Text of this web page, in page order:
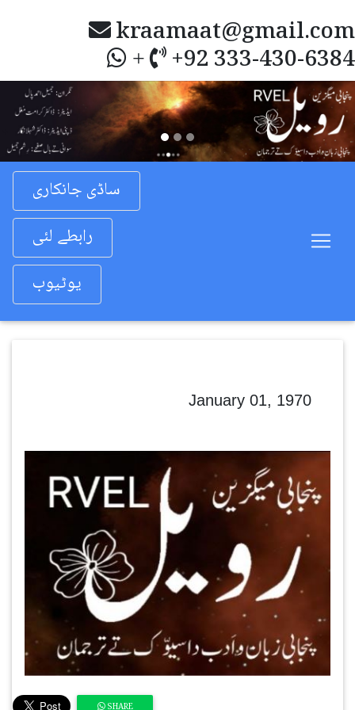
kraamaat@gmail.com
+ +92 333-430-6384
Previous
ساڈی جانکاری
رابطے لئی
یوٹیوب
January 01, 1970
SHARE